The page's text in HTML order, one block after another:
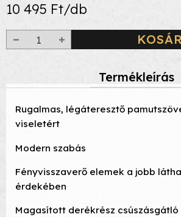
10 495 Ft/db
Termékleírás
Rugalmas, légáteresztő
viseletért
Modern szabás
Fényvisszaverő elemek a jobb
érdekében
Magasított derékrész